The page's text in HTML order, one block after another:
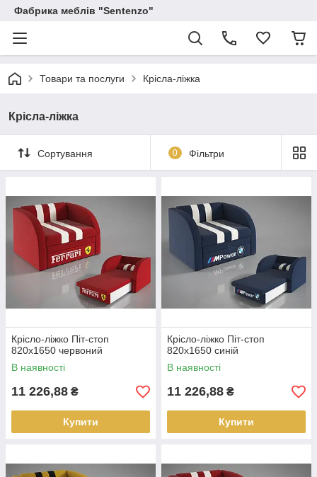
Фабрика меблів "Sentenzo"
Товари та послуги Крісла-ліжка
Крісла-ліжка
Сортування 0 Фільтри
Крісло-ліжко Піт-стоп
820х1650 червоний
В наявності
11 226,88 ₴
Купити
Крісло-ліжко Піт-стоп
820х1650 синій
В наявності
11 226,88 ₴
Купити